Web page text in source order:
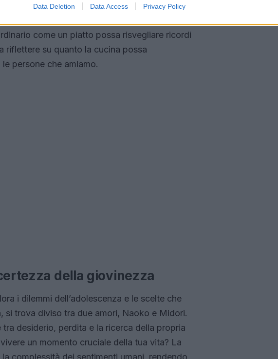
Data Deletion Data Access Privacy Policy
di vita. La scrittura di Yoshimoto è poetica e
e le tradizioni culinarie possano aiutarci a
come un piatto possa risvegliare ricordi
riflettere su quanto la cucina possa
persone che amiamo.
della giovinezza
i dilemmi dell’adolescenza e le scelte che
si trova diviso tra due amori, Naoko e Midori.
desiderio, perdita e la ricerca della propria
un momento cruciale della tua vita? La